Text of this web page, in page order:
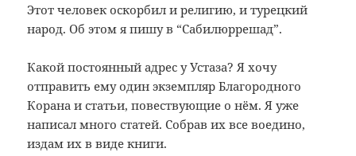
Этот человек оскорбил и религию, и турецкий
народ. Об этом я пишу в “Сабилюррешад”.
Какой постоянный адрес у Устаза? Я хочу
отправить ему один экземпляр Благородного
Корана и статьи, повествующие о нём. Я уже
написал много статей. Собрав их все воедино,
издам их в виде книги.